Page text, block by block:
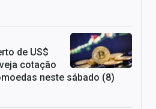
de US$
cotação
neste sábado (8)